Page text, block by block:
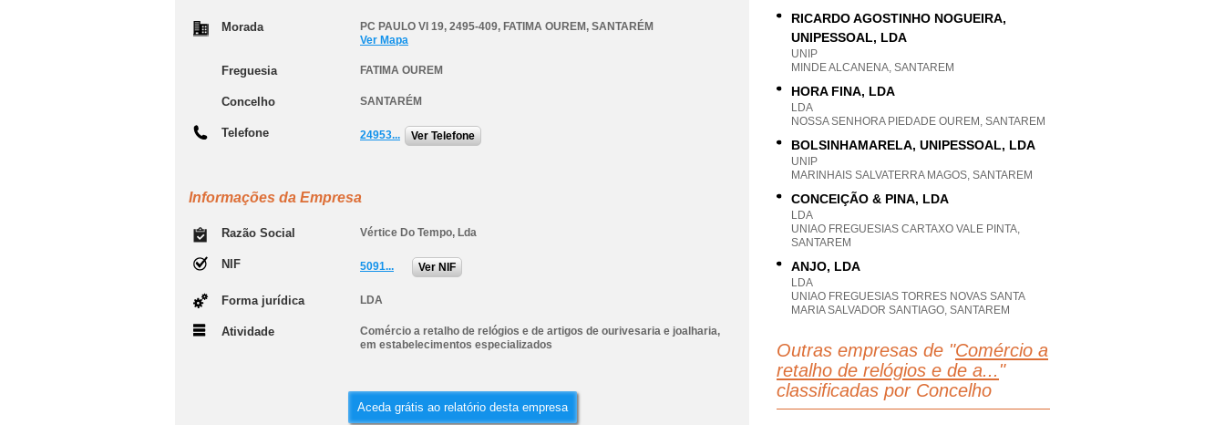
Morada PC PAULO VI 19, 2495-409, FATIMA OUREM , SANTARÉM
Ver Mapa
Freguesia FATIMA OUREM
Concelho SANTARÉM
Telefone 24953... Ver Telefone
Informações da Empresa
Razão Social Vértice Do Tempo, Lda
NIF 5091... Ver NIF
Forma jurídica LDA
Atividade
Comércio a retalho de relógios e de artigos de ourivesaria e joalharia,
em estabelecimentos especializados
Aceda grátis ao relatório desta empresa
RICARDO AGOSTINHO NOGUEIRA,
UNIPESSOAL, LDA
UNIP
MINDE ALCANENA, SANTAREM
HORA FINA, LDA
LDA
NOSSA SENHORA PIEDADE OUREM, SANTAREM
BOLSINHAMARELA, UNIPESSOAL, LDA
UNIP
MARINHAIS SALVATERRA MAGOS, SANTAREM
CONCEIÇÃO & PINA, LDA
LDA
UNIAO FREGUESIAS CARTAXO VALE PINTA,
SANTAREM
ANJO, LDA
LDA
UNIAO FREGUESIAS TORRES NOVAS SANTA
MARIA SALVADOR SANTIAGO, SANTAREM
Outras empresas de "Comércio a
retalho de relógios e de a... "
classificadas por Concelho